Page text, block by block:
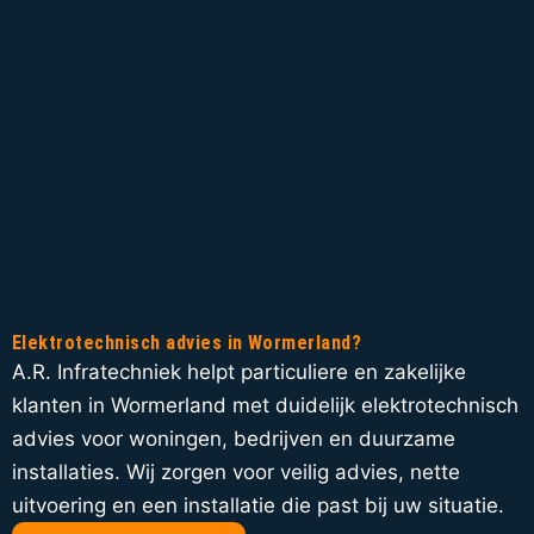
Elektrotechnisch advies in Wormerland?
A.R. Infratechniek helpt particuliere en zakelijke
klanten in Wormerland met duidelijk elektrotechnisch
advies voor woningen, bedrijven en duurzame
installaties. Wij zorgen voor veilig advies, nette
uitvoering en een installatie die past bij uw situatie.